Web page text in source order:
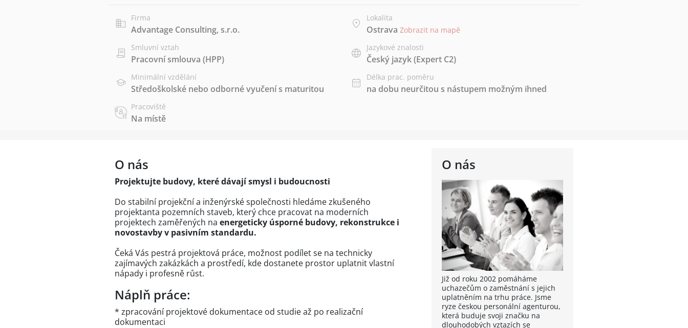
Firma
Advantage Consulting, s.r.o.
Lokalita
Ostrava Zobrazit na mapě
Smluvní vztah
Pracovní smlouva (HPP)
Jazykové znalosti
Český jazyk(Expert C2)
Minimální vzdělání
Středoškolské nebo odborné vyučení s maturitou
Délka prac. poměru
na dobu neurčitou s nástupem možným ihned
Pracoviště
Na místě
O nás
Již od roku 2002 pomáháme
uchazečům o zaměstnání s jejich
uplatněním na trhu práce. Jsme
ryze českou personální agenturou,
která buduje svoji značku na
dlouhodobých vztazích se
O nás
Projektujte budovy, které dávají smysl i budoucnosti
Do stabilní projekční a inženýrské společnosti hledáme zkušeného
projektanta pozemních staveb, který chce pracovat na moderních
projektech zaměřených na energeticky úsporné budovy, rekonstrukce i
novostavby v pasivním standardu.
Čeká Vás pestrá projektová práce, možnost podílet se na technicky
zajímavých zakázkách a prostředí, kde dostanete prostor uplatnit vlastní
nápady i profesně růst.
Náplň práce:
* zpracování projektové dokumentace od studie až po realizační
dokumentaci